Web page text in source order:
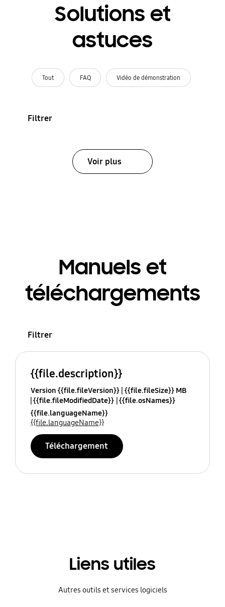
Solutions et
astuces
Tout FAQ Vidéo de démonstration
Filtrer
Voir plus
Manuels et
téléchargements
Filtrer
{{file.description}}
Version {{file.fileVersion}} {{file.fileSize}} MB
{{file.fileModifiedDate}} {{file.osNames}}
{{file.languageName}}
{{file.languageName}}
Téléchargement
Liens utiles
Autres outils et services logiciels